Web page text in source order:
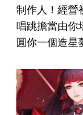
制作人！經營
唱跳擔當由你
圓你一個造星